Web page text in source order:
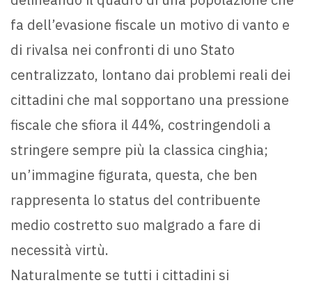
fa dell’evasione fiscale un motivo di vanto e
di rivalsa nei confronti di uno Stato
centralizzato, lontano dai problemi reali dei
cittadini che mal sopportano una pressione
fiscale che sfiora il 44%, costringendoli a
stringere sempre più la classica cinghia;
un’immagine figurata, questa, che ben
rappresenta lo status del contribuente
medio costretto suo malgrado a fare di
necessità virtù.
Naturalmente se tutti i cittadini si